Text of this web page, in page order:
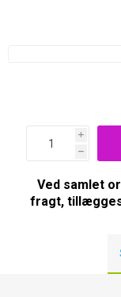
i
h
Ved samlet
fragt,